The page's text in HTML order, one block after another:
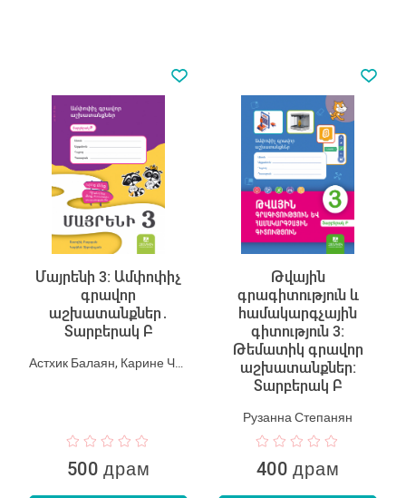
Մայրենի 3: Ամփոփիչ
գրավոր
աշխատանքներ․
Տարբերակ Բ
500 драм
Թվային
գրագիտություն և
համակարգչային
գիտություն 3:
Թեմատիկ գրավոր
աշխատանքներ:
Տարբերակ Բ
Рузанна Степанян
400 драм